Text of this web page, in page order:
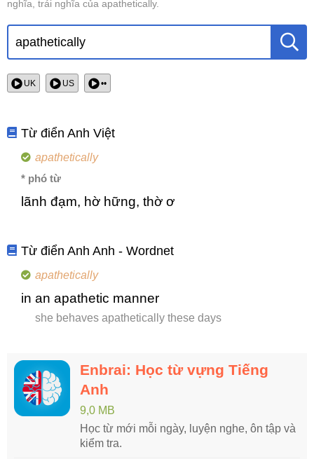
nghĩa, trái nghĩa của apathetically.
UK US ••
Từ điển Anh Việt
apathetically
* phó từ
lãnh đạm, hờ hững, thờ ơ
Từ điển Anh Anh - Wordnet
apathetically
in an apathetic manner
she behaves apathetically these days
Enbrai: Học từ vựng Tiếng
Anh
9,0 MB
Học từ mới mỗi ngày, luyện nghe, ôn tập và
kiểm tra.